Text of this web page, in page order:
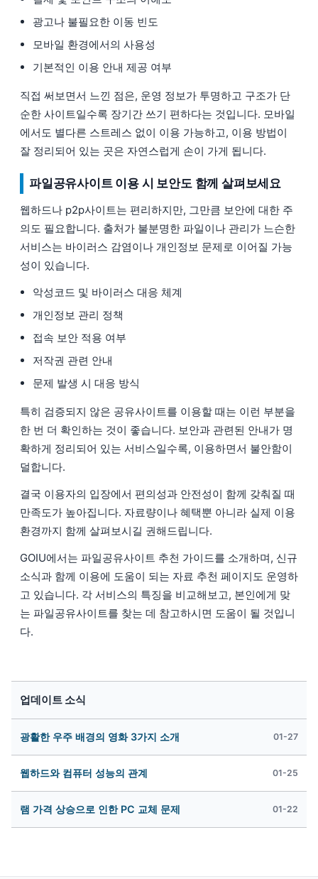
광고나 불필요한 이동 빈도
모바일 환경에서의 사용성
기본적인 이용 안내 제공 여부
직접 써보면서 느낀 점은, 운영 정보가 투명하고 구조가 단
순한 사이트일수록 장기간 쓰기 편하다는 것입니다. 모바일
에서도 별다른 스트레스 없이 이용 가능하고, 이용 방법이
잘 정리되어 있는 곳은 자연스럽게 손이 가게 됩니다.
파일공유사이트 이용 시 보안도 함께 살펴보세요
웹하드나 p2p사이트는 편리하지만, 그만큼 보안에 대한 주
의도 필요합니다. 출처가 불분명한 파일이나 관리가 느슨한
서비스는 바이러스 감염이나 개인정보 문제로 이어질 가능
성이 있습니다.
악성코드 및 바이러스 대응 체계
개인정보 관리 정책
접속 보안 적용 여부
저작권 관련 안내
문제 발생 시 대응 방식
특히 검증되지 않은 공유사이트를 이용할 때는 이런 부분을
한 번 더 확인하는 것이 좋습니다. 보안과 관련된 안내가 명
확하게 정리되어 있는 서비스일수록, 이용하면서 불안함이
덜합니다.
결국 이용자의 입장에서 편의성과 안전성이 함께 갖춰질 때
만족도가 높아집니다. 자료량이나 혜택뿐 아니라 실제 이용
환경까지 함께 살펴보시길 권해드립니다.
GOIU에서는 파일공유사이트 추천 가이드를 소개하며, 신규
소식과 함께 이용에 도움이 되는 자료 추천 페이지도 운영하
고 있습니다. 각 서비스의 특징을 비교해보고, 본인에게 맞
는 파일공유사이트를 찾는 데 참고하시면 도움이 될 것입니
다.
업데이트 소식
광활한 우주 배경의 영화 3가지 소개 01-27
웹하드와 컴퓨터 성능의 관계 01-25
램 가격 상승으로 인한 PC 교체 문제 01-22